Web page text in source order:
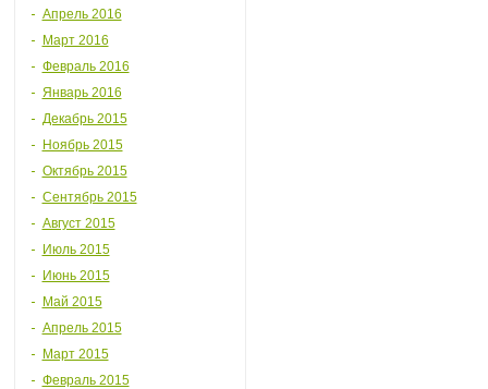
Апрель 2016
Март 2016
Февраль 2016
Январь 2016
Декабрь 2015
Ноябрь 2015
Октябрь 2015
Сентябрь 2015
Август 2015
Июль 2015
Июнь 2015
Май 2015
Апрель 2015
Март 2015
Февраль 2015